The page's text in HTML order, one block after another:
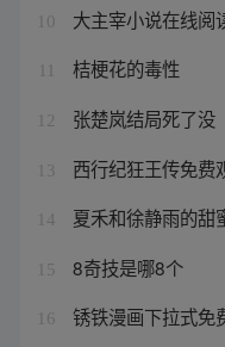
10 大主宰小说在线阅
桔梗花的毒性
12 张楚岚结局死了没
13 西行纪狂王传免费
14 夏禾和徐静雨的甜
15 8奇技是哪8个
16 锈铁漫画下拉式免